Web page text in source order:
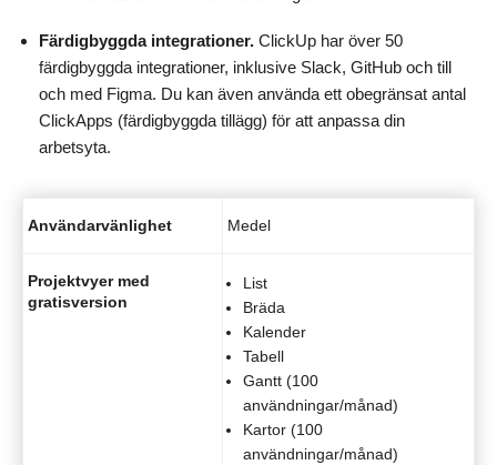
Färdigbyggda integrationer. ClickUp har över 50
färdigbyggda integrationer, inklusive Slack, GitHub och till
och med Figma. Du kan även använda ett obegränsat antal
ClickApps (färdigbyggda tillägg) för att anpassa din
arbetsyta.
Användarvänlighet Medel
Projektvyer med
gratisversion
List
Bräda
Kalender
Tabell
Gantt (100
användningar/månad)
Kartor (100
användningar/månad)